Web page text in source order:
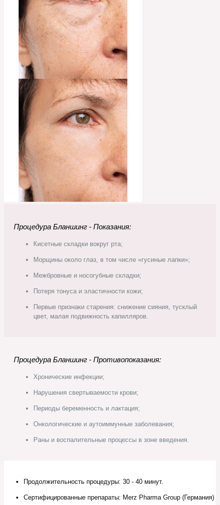
Процедура Бланшинг - Показания:
Кисетные складки вокруг рта;
Морщины около глаз, в том числе «гусиные лапки»;
Межбровные и носогубные складки;
Потеря тонуса и эластичности кожи;
Первые признаки старения: снижение сияния, тусклый
цвет, малая подвижность капилляров.
Процедура Бланшинг - Противопоказания:
Хронические инфекции;
Нарушения свертываемости крови;
Периоды беременность и лактация;
Онкологические и аутоиммунные заболевания;
Раны и воспалительные процессы в зоне введения.
Продолжительность процедуры: 30 - 40 минут.
Сертифицированные препараты: Merz Pharma Group (Германия)